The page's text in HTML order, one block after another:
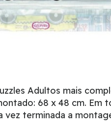
Adultos mais
68 x 48 cm. Em
vez terminada a